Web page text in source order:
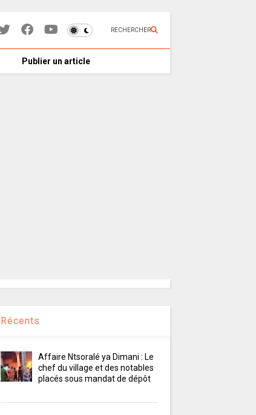
RECHERCHER
Publier un article
Récents
Affaire Ntsoralé ya Dimani : Le
chef du village et des notables
placés sous mandat de dépôt